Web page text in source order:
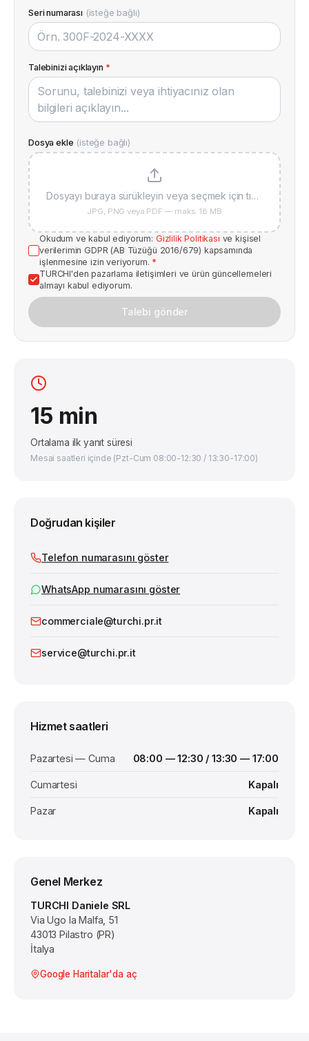
Seri numarası(isteğe bağlı)
Talebinizi açıklayın *
Dosya ekle (isteğe bağlı)
Dosyayı buraya sürükleyin veya seçmek için tıklayın
JPG, PNG veya PDF — maks. 18 MB
Okudum ve kabul ediyorum: Gizlilik Politikası ve kişisel
verilerimin GDPR (AB Tüzüğü 2016/679) kapsamında
işlenmesine izin veriyorum. *
TURCHI'den pazarlama iletişimleri ve ürün güncellemeleri
almayı kabul ediyorum.
Talebi gönder
15 min
Ortalama ilk yanıt süresi
Mesai saatleri içinde (Pzt-Cum 08:00-12:30 / 13:30-17:00)
Doğrudan kişiler
Telefon numarasını göster
WhatsApp numarasını göster
commerciale@turchi.pr.it
service@turchi.pr.it
Hizmet saatleri
Pazartesi — Cuma 08:00 — 12:30 / 13:30 — 17:00
Cumartesi Kapalı
Pazar Kapalı
Genel Merkez
TURCHI Daniele SRL
Via Ugo la Malfa, 51
43013 Pilastro (PR)
İtalya
Google Haritalar'da aç